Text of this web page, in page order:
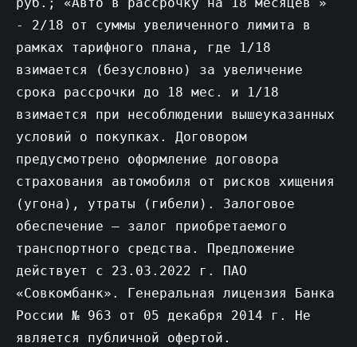
- 2/18 от суммы увеличенного лимита в
рамках тарифного плана, где 1/18
взимается (безусловно) за увеличение
срока рассрочки до 18 мес. и 1/18
взимается при несоблюдении вышеуказанных
условий о покупках. Договором
предусмотрено оформление договора
страхования автомобиля от рисков хищения
(угона), утраты (гибели). Залоговое
обеспечение – залог приобретаемого
транспортного средства. Предложение
действует c 23.03.2022 г. ПАО
«Совкомбанк». Генеральная лицензия Банка
России № 963 от 05 декабря 2014 г. Не
является публичной офертой.